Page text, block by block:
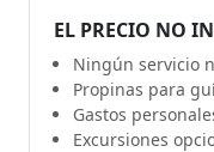
EL PRECIO NO
Ningún servicio
Propinas para
Gastos
Excursiones